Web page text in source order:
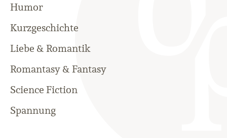
Humor
Kurzgeschichte
Liebe & Romantik
Romantasy & Fantasy
Science Fiction
Spannung